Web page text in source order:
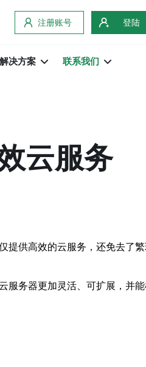
注册账号 登陆
解决方案 联系我们
云服务
提供高效的云服务，还免去了
服务器更加灵活、可扩展，并